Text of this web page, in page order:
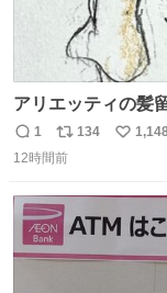
アリエッティの髪
いですが、もっと
ネは使いやすいよ
返
信
1
リ
ポ
ト
数
134
い
12時間前